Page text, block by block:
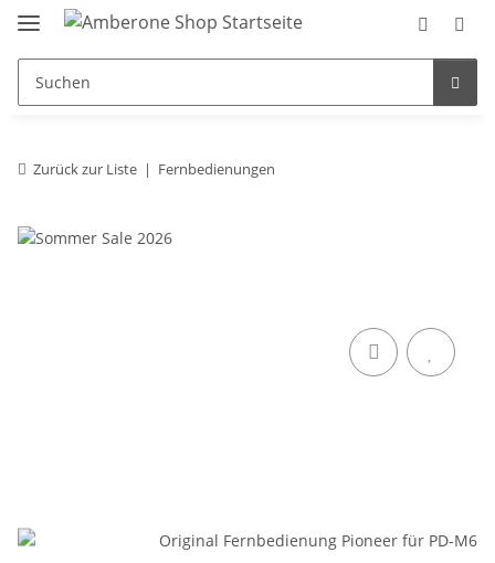
Zurück zur Liste Fernbedienungen